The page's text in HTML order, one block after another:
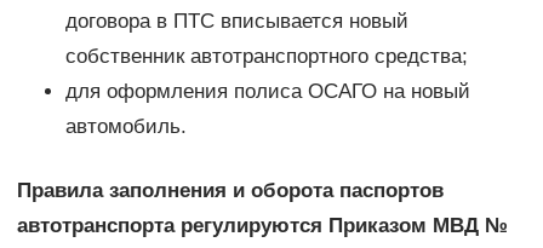
договора в ПТС вписывается новый
собственник автотранспортного средства;
для оформления полиса ОСАГО на новый
автомобиль.
Правила заполнения и оборота паспортов
автотранспорта регулируются Приказом МВД №